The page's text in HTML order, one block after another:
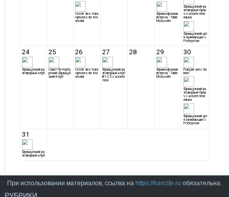
При использовании материалов, ссылка на https://francite.ru обязательна.